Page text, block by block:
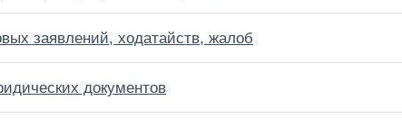
заявлений, ходатайств, жалоб
документов